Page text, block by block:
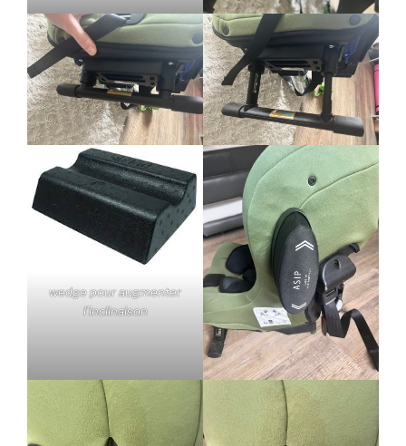
wedge pour augmenter
l’inclinaison